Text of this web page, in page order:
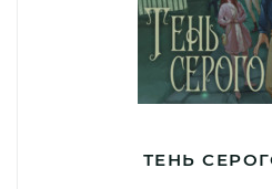
ТЕНЬ